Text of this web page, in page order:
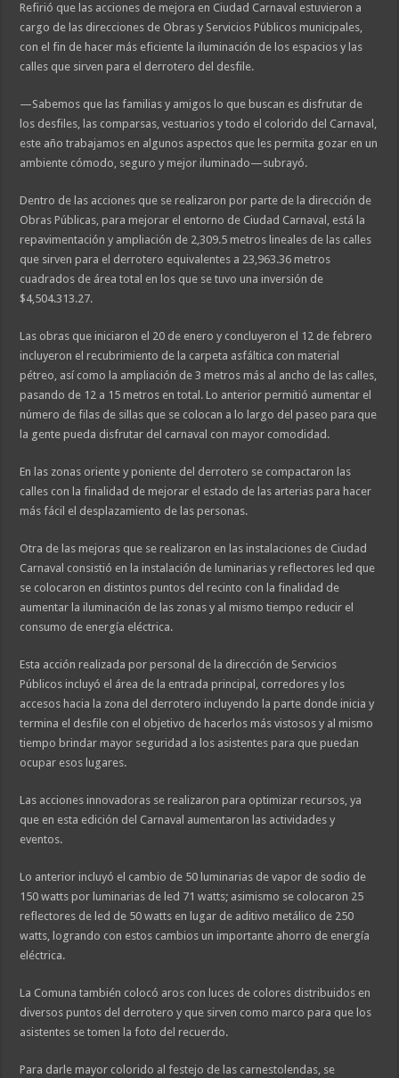
Refirió que las acciones de mejora en Ciudad Carnaval estuvieron a
cargo de las direcciones de Obras y Servicios Públicos municipales,
con el fin de hacer más eficiente la iluminación de los espacios y las
calles que sirven para el derrotero del desfile.
—Sabemos que las familias y amigos lo que buscan es disfrutar de
los desfiles, las comparsas, vestuarios y todo el colorido del Carnaval,
este año trabajamos en algunos aspectos que les permita gozar en un
ambiente cómodo, seguro y mejor iluminado—subrayó.
Dentro de las acciones que se realizaron por parte de la dirección de
Obras Públicas, para mejorar el entorno de Ciudad Carnaval, está la
repavimentación y ampliación de 2,309.5 metros lineales de las calles
que sirven para el derrotero equivalentes a 23,963.36 metros
cuadrados de área total en los que se tuvo una inversión de
$4,504.313.27.
Las obras que iniciaron el 20 de enero y concluyeron el 12 de febrero
incluyeron el recubrimiento de la carpeta asfáltica con material
pétreo, así como la ampliación de 3 metros más al ancho de las calles,
pasando de 12 a 15 metros en total. Lo anterior permitió aumentar el
número de filas de sillas que se colocan a lo largo del paseo para que
la gente pueda disfrutar del carnaval con mayor comodidad.
En las zonas oriente y poniente del derrotero se compactaron las
calles con la finalidad de mejorar el estado de las arterias para hacer
más fácil el desplazamiento de las personas.
Otra de las mejoras que se realizaron en las instalaciones de Ciudad
Carnaval consistió en la instalación de luminarias y reflectores led que
se colocaron en distintos puntos del recinto con la finalidad de
aumentar la iluminación de las zonas y al mismo tiempo reducir el
consumo de energía eléctrica.
Esta acción realizada por personal de la dirección de Servicios
Públicos incluyó el área de la entrada principal, corredores y los
accesos hacia la zona del derrotero incluyendo la parte donde inicia y
termina el desfile con el objetivo de hacerlos más vistosos y al mismo
tiempo brindar mayor seguridad a los asistentes para que puedan
ocupar esos lugares.
Las acciones innovadoras se realizaron para optimizar recursos, ya
que en esta edición del Carnaval aumentaron las actividades y
eventos.
Lo anterior incluyó el cambio de 50 luminarias de vapor de sodio de
150 watts por luminarias de led 71 watts; asimismo se colocaron 25
reflectores de led de 50 watts en lugar de aditivo metálico de 250
watts, logrando con estos cambios un importante ahorro de energía
eléctrica.
La Comuna también colocó aros con luces de colores distribuidos en
diversos puntos del derrotero y que sirven como marco para que los
asistentes se tomen la foto del recuerdo.
Para darle mayor colorido al festejo de las carnestolendas, se